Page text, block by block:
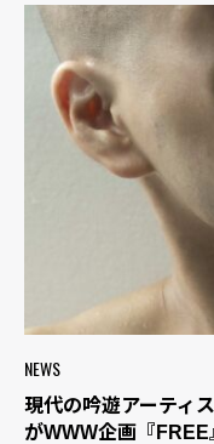
NEWS
現代の吟遊アーティ
がWWW企画『